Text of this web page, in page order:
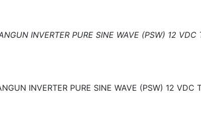
INVERTER PURE SINE WAVE (PSW) 12
INVERTER PURE SINE WAVE (PSW) 12